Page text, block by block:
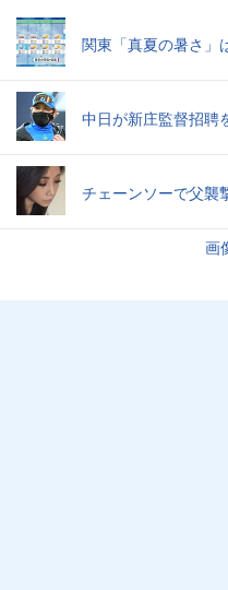
関東「真夏の暑さ」
中日が新庄監督招聘
チェーンソーで父襲
画